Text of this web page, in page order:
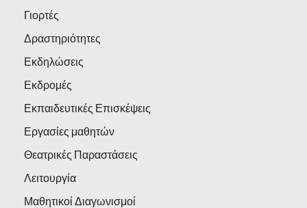
Γιορτές
Δραστηριότητες
Εκδηλώσεις
Εκδρομές
Εκπαιδευτικές Επισκέψεις
Εργασίες μαθητών
Θεατρικές Παραστάσεις
Λειτουργία
Μαθητικοί Διαγωνισμοί